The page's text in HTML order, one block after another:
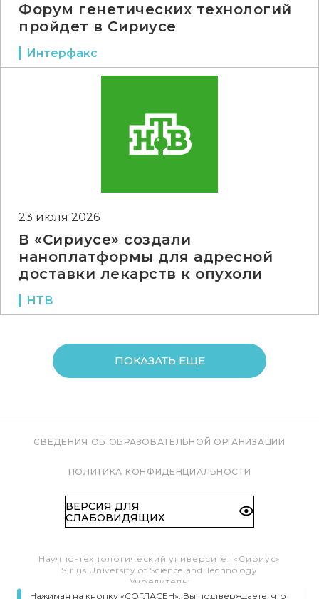
Форум генетических технологий
пройдет в Сириусе
Интерфакс
23 июля 2026
В «Сириусе» создали
наноплатформы для адресной
доставки лекарств к опухоли
НТВ
ПОКАЗАТЬ ЕЩЕ
СВЕДЕНИЯ ОБ ОБРАЗОВАТЕЛЬНОЙ ОРГАНИЗАЦИИ
ПОЛИТИКА КОНФИДЕНЦИАЛЬНОСТИ
ВЕРСИЯ ДЛЯ
СЛАБОВИДЯЩИХ
Научно-технологический университет «Сириус»
Sirius University of Science and Technology
Учредитель:
Образовательный Фонд «Талант и успех»
Нажимая на кнопку «СОГЛАСЕН», Вы подтверждаете, что